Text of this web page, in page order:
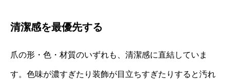
清潔感を最優先する
爪の形・色・材質のいずれも、清潔感に直結していま
す。色味が濃すぎたり装飾が目立ちすぎたりすると汚れ